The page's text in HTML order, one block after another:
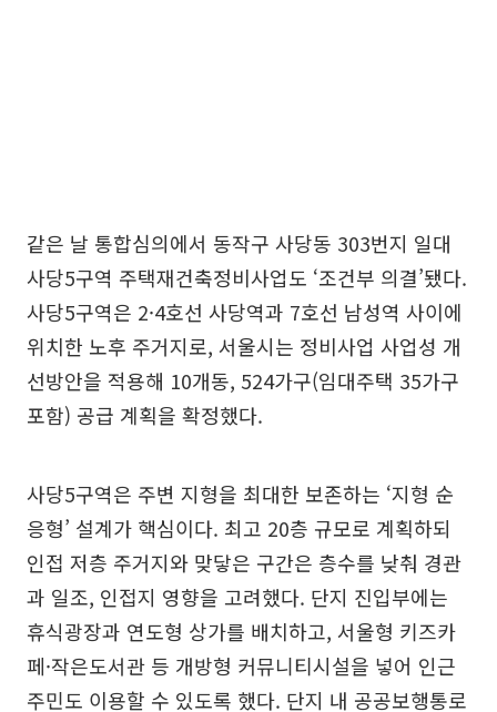
같은 날 통합심의에서 동작구 사당동 303번지 일대
사당5구역 주택재건축정비사업도 ‘조건부 의결’됐다.
사당5구역은 2·4호선 사당역과 7호선 남성역 사이에
위치한 노후 주거지로, 서울시는 정비사업 사업성 개
선방안을 적용해 10개동, 524가구(임대주택 35가구
포함) 공급 계획을 확정했다.
사당5구역은 주변 지형을 최대한 보존하는 ‘지형 순
응형’ 설계가 핵심이다. 최고 20층 규모로 계획하되
인접 저층 주거지와 맞닿은 구간은 층수를 낮춰 경관
과 일조, 인접지 영향을 고려했다. 단지 진입부에는
휴식광장과 연도형 상가를 배치하고, 서울형 키즈카
페·작은도서관 등 개방형 커뮤니티시설을 넣어 인근
주민도 이용할 수 있도록 했다. 단지 내 공공보행통로